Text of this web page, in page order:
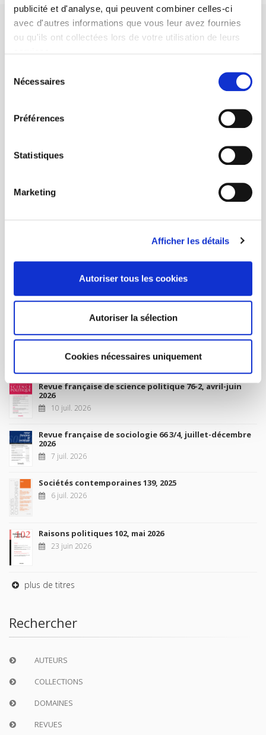
publicité et d'analyse, qui peuvent combiner celles-ci
avec d'autres informations que vous leur avez fournies
ou qu'ils ont collectées lors de votre utilisation de leurs
Nécessaires
Préférences
Statistiques
Marketing
Afficher les détails
Autoriser tous les cookies
Autoriser la sélection
Cookies nécessaires uniquement
Maison d'édition dédiée aux sciences humaines et sociales, les
Presses de Sciences Po participent depuis leur création en 1976
FOREIGN RIGHTS
CONDITIONS GÉNÉRALES
À paraître
4 sept. 2026
Nouveautés
Revue française de science politique 76-2, avril-juin
2026
10 juil. 2026
Revue française de sociologie 66 3/4, juillet-décembre
2026
7 juil. 2026
Sociétés contemporaines 139, 2025
6 juil. 2026
Raisons politiques 102, mai 2026
23 juin 2026
plus de titres
Rechercher
AUTEURS
COLLECTIONS
DOMAINES
REVUES